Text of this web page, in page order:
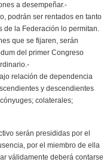
a desempeñar.-
podrán ser rentados en tanto
de la Federación lo permitan.
que se fijaren, serán
del primer Congreso
relación de dependencia
y descendientes
colaterales;
serán presididas por el
por el miembro de ella
válidamente deberá contarse